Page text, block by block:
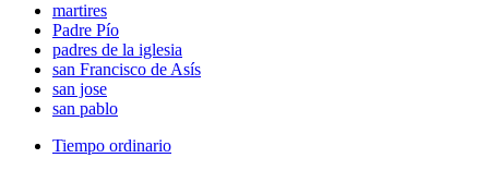
martires
Padre Pío
padres de la iglesia
san Francisco de Asís
san jose
san pablo
Tiempo ordinario